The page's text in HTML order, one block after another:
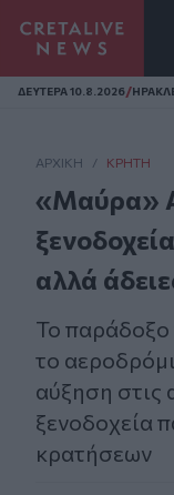
Homepage
ΔΕΥΤΕΡΑ 10.8.2026/
ΑΡΧΙΚΗ / ΚΡΉΤΗ
«Μαύρα»
αλλά
Το παράδοξο
το
αύξηση στις
ξενοδοχεία
κρατήσεων